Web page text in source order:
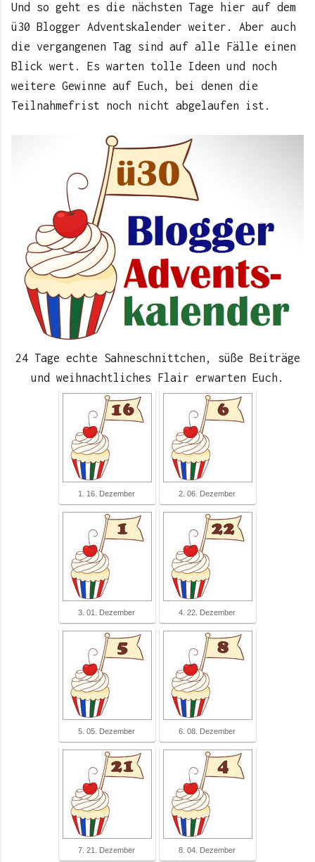
Und so geht es die nächsten Tage hier auf dem
ü30 Blogger Adventskalender weiter. Aber auch
die vergangenen Tag sind auf alle Fälle einen
Blick wert. Es warten tolle Ideen und noch
weitere Gewinne auf Euch, bei denen die
Teilnahmefrist noch nicht abgelaufen ist.
24 Tage echte Sahneschnittchen, süße Beiträge
und weihnachtliches Flair erwarten Euch.
1. 16. Dezember 2. 06. Dezember
3. 01. Dezember 4. 22. Dezember
5. 05. Dezember 6. 08. Dezember
7. 21. Dezember 8. 04. Dezember